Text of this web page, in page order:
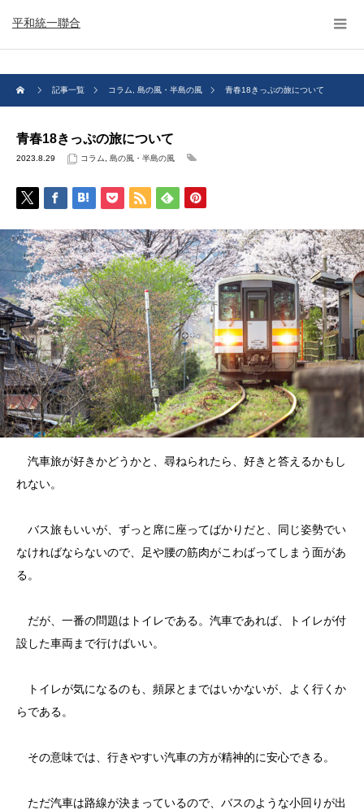
平和統一聯合
記事一覧 コラム 島の風・半島の風 青春18きっぷの旅について
青春18きっぷの旅について
2023.8.29 コラム 島の風・半島の風
汽車旅が好きかどうかと、尋ねられたら、好きと答えるかもし
れない。
バス旅もいいが、ずっと席に座ってばかりだと、同じ姿勢でい
なければならないので、足や腰の筋肉がこわばってしまう面があ
る。
だが、一番の問題はトイレである。汽車であれば、トイレが付
設した車両まで行けばいい。
トイレが気になるのも、頻尿とまではいかないが、よく行くか
らである。
その意味では、行きやすい汽車の方が精神的に安心できる。
ただ汽車は路線が決まっているので、バスのような小回りが出